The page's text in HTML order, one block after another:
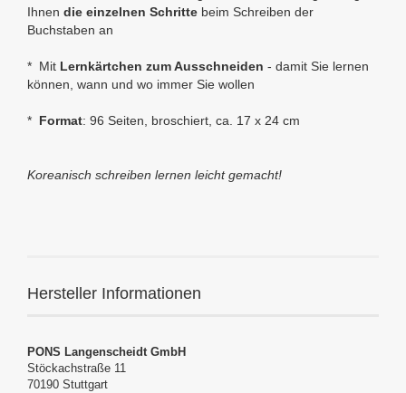
Ihnen die einzelnen Schritte beim Schreiben der
Buchstaben an
* Mit Lernkärtchen zum Ausschneiden - damit Sie lernen
können, wann und wo immer Sie wollen
* Format: 96 Seiten, broschiert, ca. 17 x 24 cm
Koreanisch schreiben lernen leicht gemacht!
Hersteller Informationen
PONS Langenscheidt GmbH
Stöckachstraße 11
70190 Stuttgart